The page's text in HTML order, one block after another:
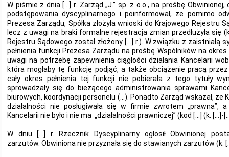
W piśmie z dnia […] r. Zarząd „J.” sp. z o.o., na prośbę Obwinionej,
podstępowania dyscyplinarnego i poinformował, że pomimo
Prezesa Zarządu, Spółka złożyła wnioski do Krajowego Rejestru
lecz z uwagi na braki formalne rejestracja zmian przedłużyła się
Rejestru Sądowego został złożony […] r.). W związku z zaistniałą
pełnienia funkcji Prezesa Zarządu na prośbę Wspólników na
uwagi na potrzebę zapewnienia ciągłości działania Kancelarii
która mogłaby tę funkcję podjąć, a także obciążenie pracą
cały okres pełnienia tej funkcji nie pobierała z tego tytuły
sprowadzały się do bieżącego administrowania sprawami
biurowych, koordynacji personelu (…). Ponadto Zarząd wskazał, że
działalności nie posługiwała się w firmie zwrotem „prawna”,
Kancelarii nie było i nie ma „działalności prawniczej” (kod […] (k. […]-
W dniu […] r. Rzecznik Dyscyplinarny ogłosił Obwinionej
zarzutów. Obwiniona nie przyznała się do stawianych zarzutów (k.